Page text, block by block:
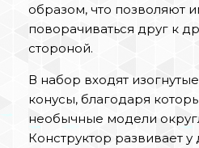
образом, что позволяют
поворачиваться друг к
стороной.
В набор входят
конусы, благодаря
необычные модели
Конструктор развивает у